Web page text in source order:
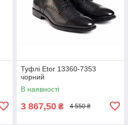
Туфлі Etor 13360-7353
чорний
В наявності
3 867,50 ₴ 4 550 ₴